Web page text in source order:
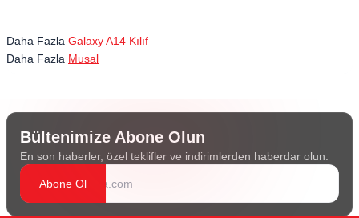
Daha Fazla Galaxy A14 Kılıf
Daha Fazla Musal
Bültenimize Abone Olun
En son haberler, özel teklifler ve indirimlerden haberdar olun.
Abone Ol